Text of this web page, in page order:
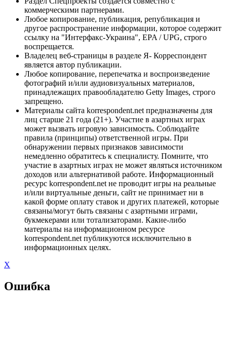
коммерческими партнерами.
Любое копирование, публикация, републикация и
другое распространение информации, которое содержит
ссылку на "Интерфакс-Украина", EPA / UPG, строго
воспрещается.
Владелец веб-страницы в разделе Я- Корреспондент
является автор публикации.
Любое копирование, перепечатка и воспроизведение
фотографий и/или аудиовизуальных материалов,
принадлежащих правообладателю Getty Images, строго
запрещено.
Материалы сайта korrespondent.net предназначены для
лиц старше 21 года (21+). Участие в азартных играх
может вызвать игровую зависимость. Соблюдайте
правила (принципы) ответственной игры. При
обнаружении первых признаков зависимости
немедленно обратитесь к специалисту. Помните, что
участие в азартных играх не может являться источником
доходов или альтернативой работе. Информационный
ресурс korrespondent.net не проводит игры на реальные
и/или виртуальные деньги, сайт не принимает ни в
какой форме оплату ставок и других платежей, которые
связаны/могут быть связаны с азартными играми,
букмекерами или тотализаторами. Какие-либо
материалы на информационном ресурсе
korrespondent.net публикуются исключительно в
информационных целях.
X
Ошибка